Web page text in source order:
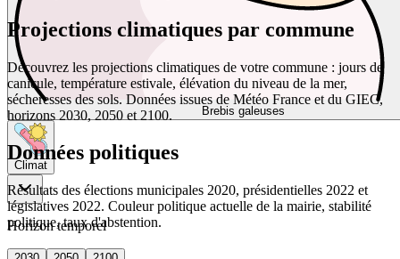
Brebis galeuses
Climat
Horizon temporel
Projections climatiques par commune
Découvrez les projections climatiques de votre commune : jours de
canicule, température estivale, élévation du niveau de la mer,
sécheresses des sols. Données issues de Météo France et du GIEC,
horizons 2030, 2050 et 2100.
Données politiques
Résultats des élections municipales 2020, présidentielles 2022 et
législatives 2022. Couleur politique actuelle de la mairie, stabilité
politique, taux d'abstention.